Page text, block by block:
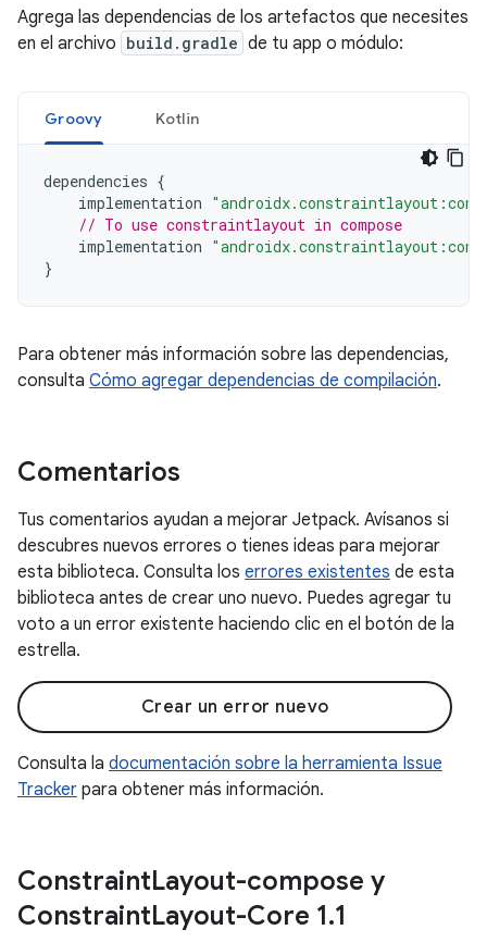
Agrega las dependencias de los artefactos que necesites
en el archivo build.gradle de tu app o módulo:
Groovy Kotlin
dependencies {
implementation
// To use constraintlayout in compose
implementation
}
Para obtener más información sobre las dependencias,
consulta Cómo agregar dependencias de compilación.
Comentarios
Tus comentarios ayudan a mejorar Jetpack. Avísanos si
descubres nuevos errores o tienes ideas para mejorar
esta biblioteca. Consulta los errores existentes de esta
biblioteca antes de crear uno nuevo. Puedes agregar tu
voto a un error existente haciendo clic en el botón de la
estrella.
Crear un error nuevo
Consulta la documentación sobre la herramienta Issue
Tracker para obtener más información.
ConstraintLayout-compose y
ConstraintLayout-Core 1.1